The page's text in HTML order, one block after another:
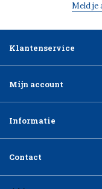
Meld je
Klantenservice
Mijn account
Informatie
Contact